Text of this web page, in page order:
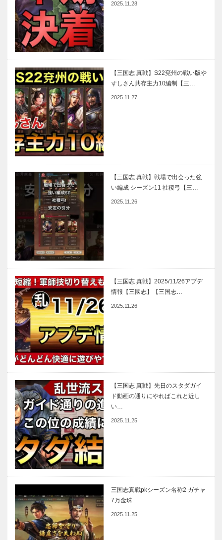
2025.11.28
【三国志 真戦】S22兗州の戦い版や
すしさん共存主力10編制【三…
2025.11.27
【三国志 真戦】戦場で出会った強
い編成 シーズン11 社稷弓【三…
2025.11.26
【三国志 真戦】2025/11/26アプデ
情報【三國志】【三国志…
2025.11.26
【三国志 真戦】先日のスタダガイ
ド動画の通りにやればこれと近し
い…
2025.11.25
三国志真戦pkシーズン名称2 ガチャ
7万金珠
2025.11.25